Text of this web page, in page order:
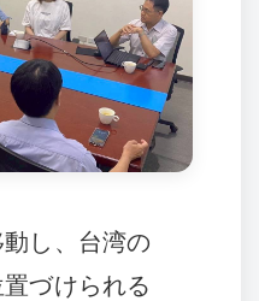
し、台湾の
置づけられる